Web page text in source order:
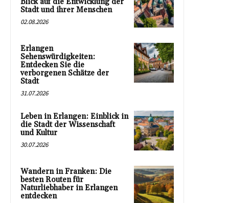
Stadt und ihrer Menschen
02.08.2026
Erlangen
Sehenswürdigkeiten:
Entdecken Sie die
verborgenen Schätze der
Stadt
31.07.2026
Leben in Erlangen: Einblick in
die Stadt der Wissenschaft
und Kultur
30.07.2026
Wandern in Franken: Die
besten Routen für
Naturliebhaber in Erlangen
entdecken